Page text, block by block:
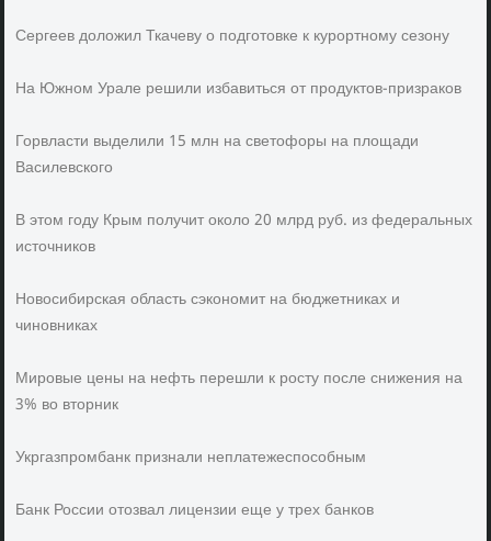
Сергеев доложил Ткачеву о подготовке к курортному сезону
На Южном Урале решили избавиться от продуктов-призраков
Горвласти выделили 15 млн на светофоры на площади
Василевского
В этом году Крым получит около 20 млрд руб. из федеральных
источников
Новосибирская область сэкономит на бюджетниках и
чиновниках
Мировые цены на нефть перешли к росту после снижения на
3% во вторник
Укргазпромбанк признали неплатежеспособным
Банк России отозвал лицензии еще у трех банков